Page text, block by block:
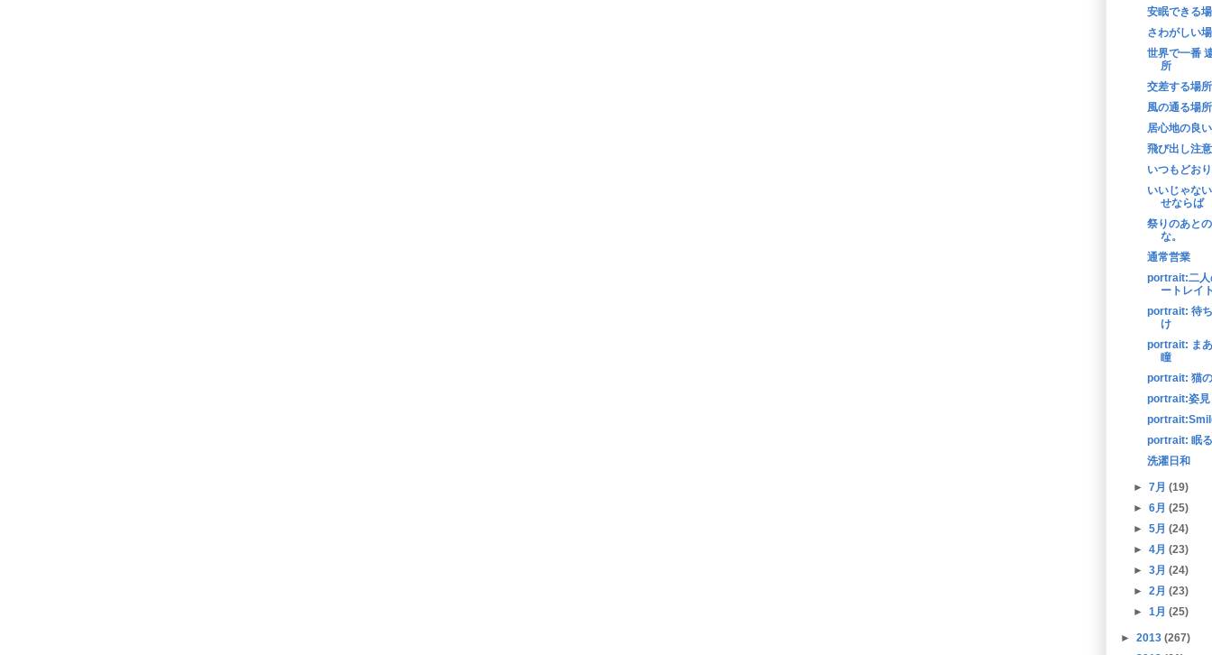
安眠できる
さわがしい
世界で一番
所
交差する場所
風の通る場所
居心地の良
飛び出し注意
いつもどおり
いいじゃな
せならば
祭りのあと
な。
通常営業
portrait:二人
ートレイ
portrait: 待
け
portrait: ま
瞳
portrait: 猫
portrait:姿見
portrait: 眠
洗濯日和
►7月(19)
►6月(25)
►5月(24)
►4月(23)
►3月(24)
►2月(23)
►1月(25)
► 2013 (267)